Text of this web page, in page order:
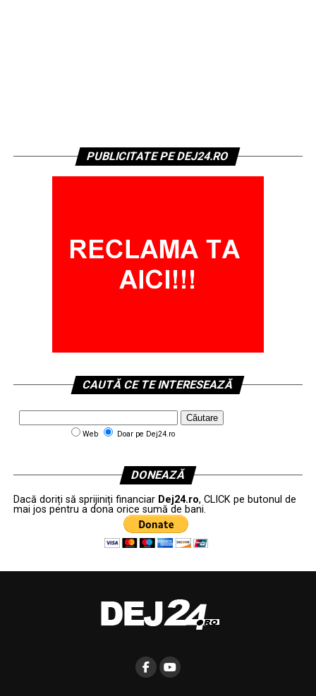
PUBLICITATE PE DEJ24.RO
CAUTĂ CE TE INTERESEAZĂ
Web Doar pe Dej24.ro
DONEAZĂ
Dacă doriți să sprijiniți financiar Dej24.ro, CLICK pe butonul de
mai jos pentru a dona orice sumă de bani.